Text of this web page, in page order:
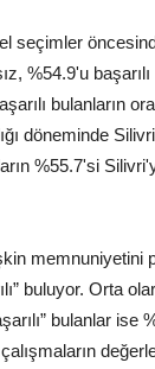
seçimler
%54.9'u
bulanların
döneminde
%55.7'si
memnuniyetini
buluyor. Orta
bulanlar